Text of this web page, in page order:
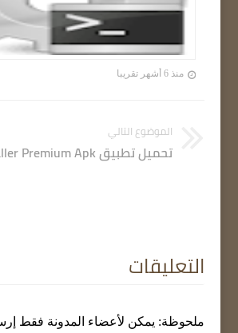
منذ 6 أشهر تقريبا
الموضوع التالي
التعليقات
ملحوظة: يمكن لأعضاء المدونة فقط